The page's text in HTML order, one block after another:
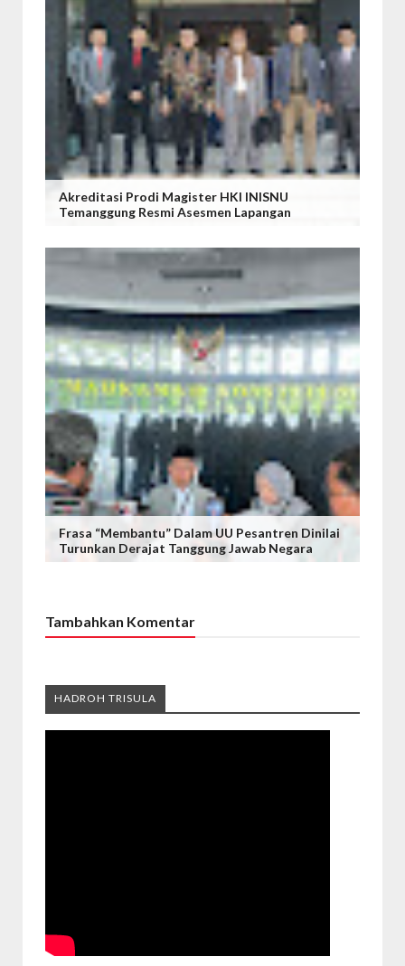
Akreditasi Prodi Magister HKI INISNU
Temanggung Resmi Asesmen Lapangan
Frasa “Membantu” Dalam UU Pesantren Dinilai
Turunkan Derajat Tanggung Jawab Negara
Tambahkan Komentar
HADROH TRISULA